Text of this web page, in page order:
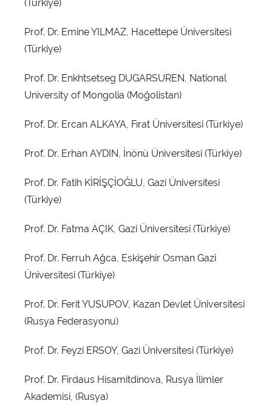
(Türkiye)
Prof. Dr. Emine YILMAZ, Hacettepe Üniversitesi
(Türkiye)
Prof. Dr. Enkhtsetseg DUGARSUREN, National
University of Mongolia (Moğolistan)
Prof. Dr. Ercan ALKAYA, Fırat Üniversitesi (Türkiye)
Prof. Dr. Erhan AYDIN, İnönü Üniversitesi (Türkiye)
Prof. Dr. Fatih KİRİŞÇİOĞLU, Gazi Üniversitesi
(Türkiye)
Prof. Dr. Fatma AÇIK, Gazi Üniversitesi (Türkiye)
Prof. Dr. Ferruh Ağca, Eskişehir Osman Gazi
Üniversitesi (Türkiye)
Prof. Dr. Ferit YUSUPOV, Kazan Devlet Üniversitesi
(Rusya Federasyonu)
Prof. Dr. Feyzi ERSOY, Gazi Üniversitesi (Türkiye)
Prof. Dr. Firdaus Hisamitdinova, Rusya İlimler
Akademisi, (Rusya)